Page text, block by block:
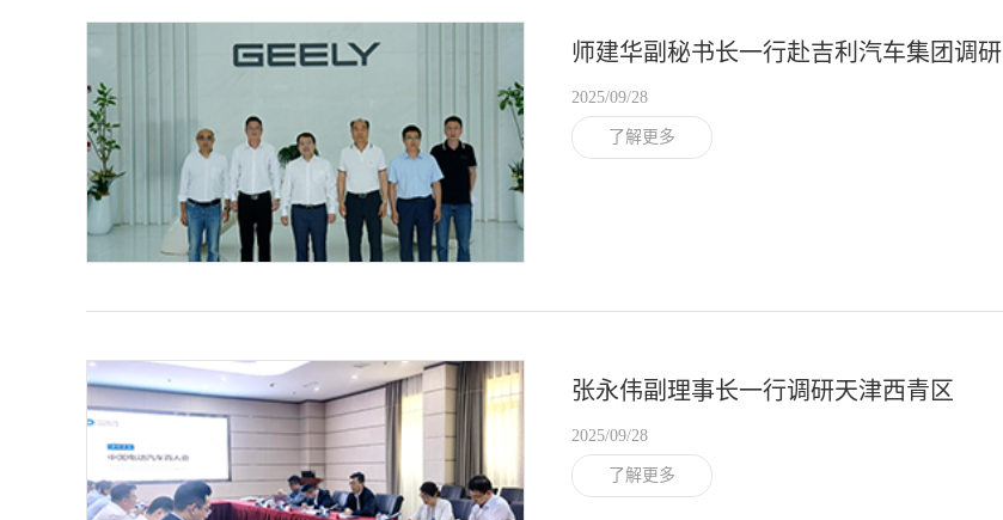
师建华副秘书长一行赴吉利汽车集团调研
2025/09/28
了解更多
张永伟副理事长一行调研天津西青区
2025/09/28
了解更多